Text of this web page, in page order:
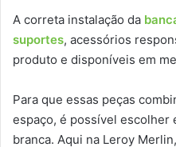
A correta instalação da
suportes, acessórios
produto e disponíveis em
Para que essas peças
espaço, é possível escolher
branca. Aqui na Leroy